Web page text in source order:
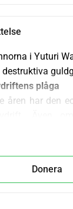
i Yuturi
plåga
åren har den
eftersom de
av jorden
att Donera